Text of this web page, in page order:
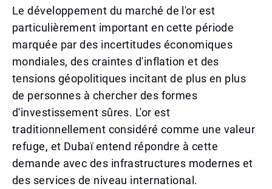
Le développement du marché de l'or est
particulièrement important en cette période
marquée par des incertitudes économiques
mondiales, des craintes d'inflation et des
tensions géopolitiques incitant de plus en plus
de personnes à chercher des formes
d'investissement sûres. L'or est
traditionnellement considéré comme une valeur
refuge, et Dubaï entend répondre à cette
demande avec des infrastructures modernes et
des services de niveau international.